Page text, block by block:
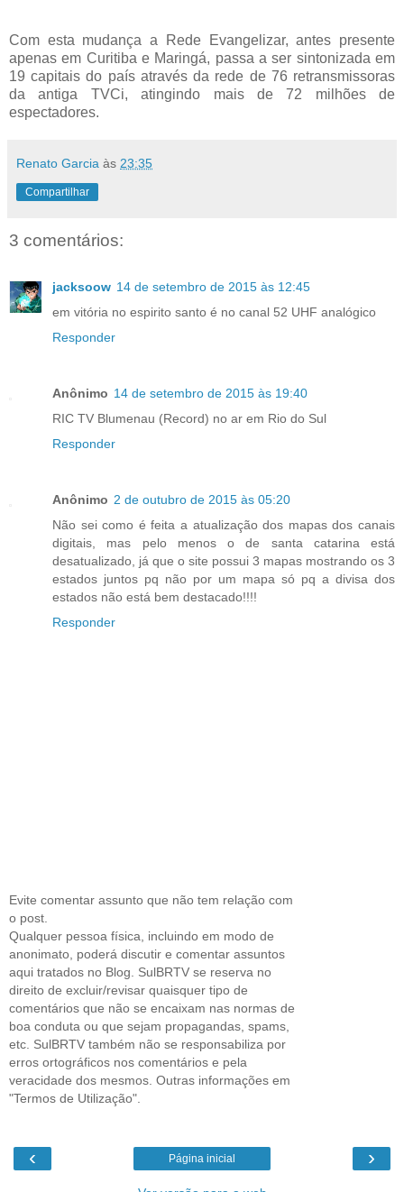
Com esta mudança a Rede Evangelizar, antes presente
apenas em Curitiba e Maringá, passa a ser sintonizada em
19 capitais do país através da rede de 76 retransmissoras
da antiga TVCi, atingindo mais de 72 milhões de
espectadores.
Renato Garcia às 23:35
Compartilhar
3 comentários:
jacksoow 14 de setembro de 2015 às 12:45
em vitória no espirito santo é no canal 52 UHF analógico
Responder
Anônimo 14 de setembro de 2015 às 19:40
RIC TV Blumenau (Record) no ar em Rio do Sul
Responder
Anônimo 2 de outubro de 2015 às 05:20
Não sei como é feita a atualização dos mapas dos canais
digitais, mas pelo menos o de santa catarina está
desatualizado, já que o site possui 3 mapas mostrando os 3
estados juntos pq não por um mapa só pq a divisa dos
estados não está bem destacado!!!!
Responder
Evite comentar assunto que não tem relação com
o post.
Qualquer pessoa física, incluindo em modo de
anonimato, poderá discutir e comentar assuntos
aqui tratados no Blog. SulBRTV se reserva no
direito de excluir/revisar quaisquer tipo de
comentários que não se encaixam nas normas de
boa conduta ou que sejam propagandas, spams,
etc. SulBRTV também não se responsabiliza por
erros ortográficos nos comentários e pela
veracidade dos mesmos. Outras informações em
"Termos de Utilização".
‹ ›
Página inicial